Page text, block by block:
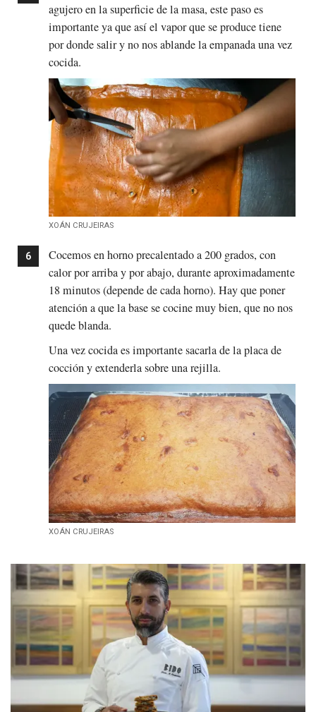
agujero en la superficie de la masa, este paso es
importante ya que así el vapor que se produce tiene
por donde salir y no nos ablande la empanada una vez
cocida.
XOÁN CRUJEIRAS
Cocemos en horno precalentado a 200 grados, con
calor por arriba y por abajo, durante aproximadamente
18 minutos (depende de cada horno). Hay que poner
atención a que la base se cocine muy bien, que no nos
quede blanda.
Una vez cocida es importante sacarla de la placa de
cocción y extenderla sobre una rejilla.
XOÁN CRUJEIRAS